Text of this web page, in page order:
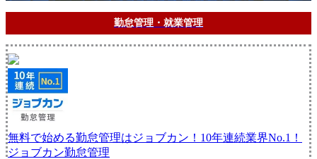
勤怠管理・就業管理
無料で始める勤怠管理はジョブカン！10年連続業界No.1！
ジョブカン勤怠管理